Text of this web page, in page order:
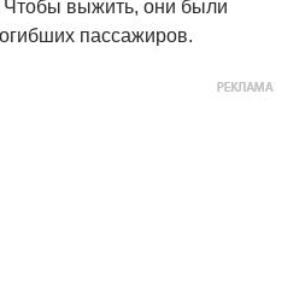
Чтобы выжить, они были
пассажиров.